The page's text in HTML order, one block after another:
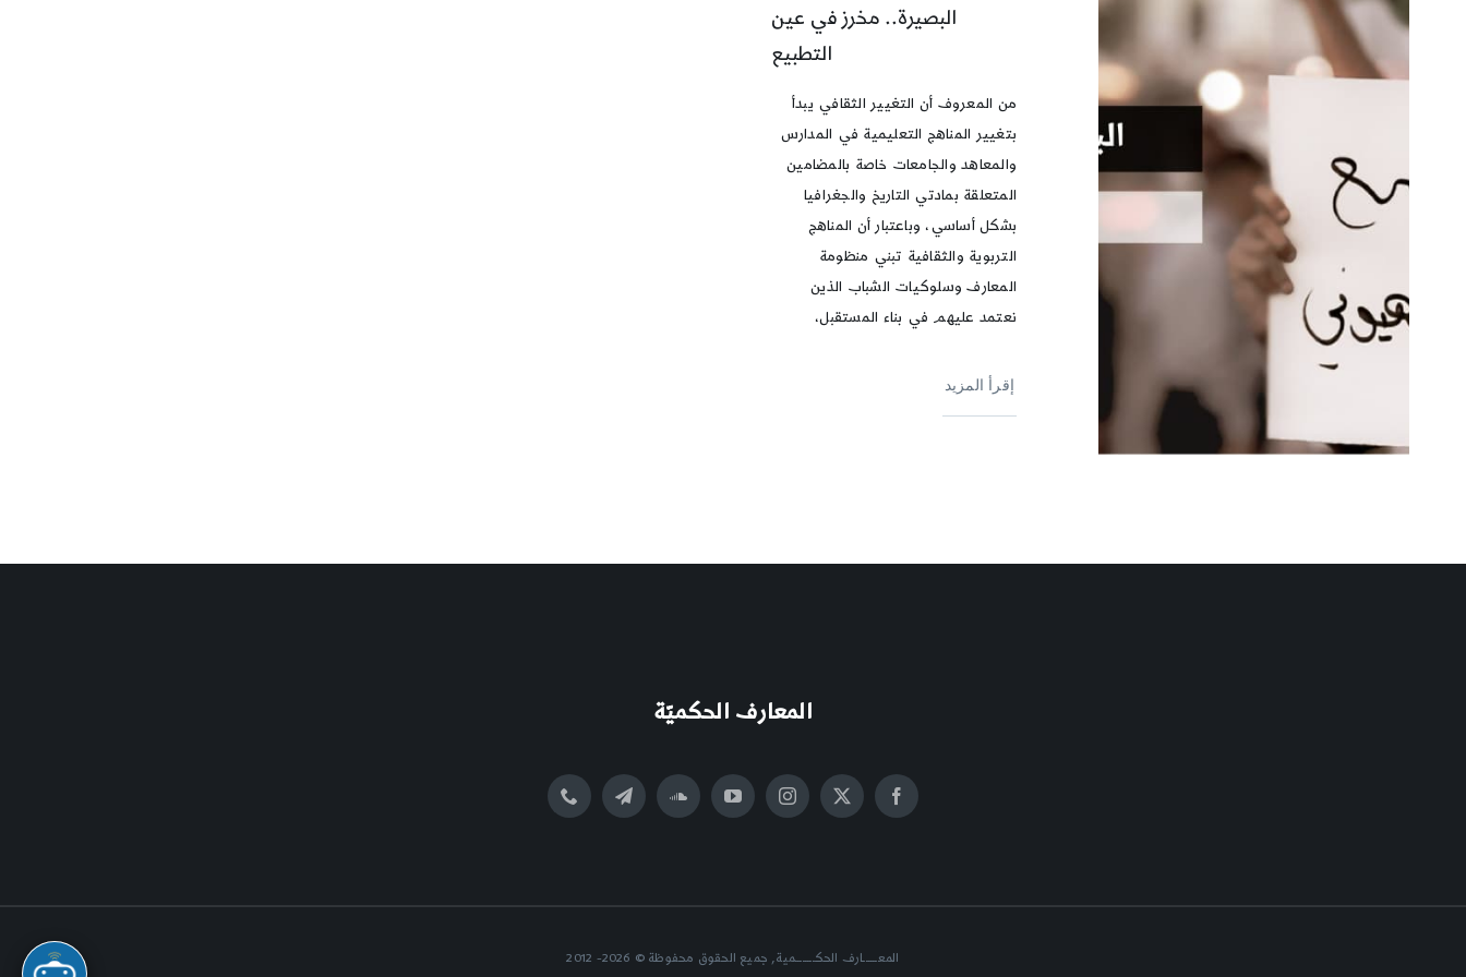
البصيرة.. مخرز في عين
التطبيع
من المعروف أن التغيير الثقافي يبدأ
بتغيير المناهج التعليمية في المدارس
والمعاهد والجامعات خاصة بالمضامين
المتعلقة بمادتي التاريخ والجغرافيا
بشكل أساسي، وباعتبار أن المناهج
التربوية والثقافية تبني منظومة
المعارف وسلوكيات الشباب الذين
نعتمد عليهم في بناء المستقبل،
إقرأ المزيد
المعارف الحكميّة
المعــــــارف الحكــــــــمية, جميع الحقوق محفوظة © 2026- 2012